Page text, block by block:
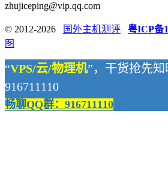
zhujiceping@vip.qq.com
© 2012-2026 国外主机测评 粤ICP备
图
“VPS/云/物理机”，干货抢先知
916711110
畅聊QQ群：916711110